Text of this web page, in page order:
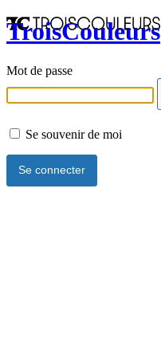
TroisCouleurs
Mot de passe
Se souvenir de moi